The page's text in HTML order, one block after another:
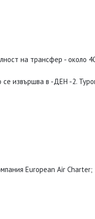
на трансфер - около
извършва в -ДЕН -2.
European Air Charter;